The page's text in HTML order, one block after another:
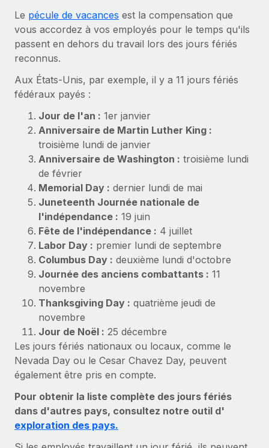
Intégrez et gérez vos freelances partout dans le monde
PEO
Sous-traitez les opérations complexes liées à l’emploi
INFRASTRUCTURE
Intégration Remote
Intégrez vos RH aux flux de travail en toute simplicité
Plateforme
Des fonctions RH clés intégrées pour votre équipe
Connecter
Nouveau
notre MCP
Intégrations
Rationalisez vos processus avec des outils essentiels
SERVICES
Demandez aux experts
Recevez des conseils d’experts sur les RH à
l’international et la conformité
Contrôles d’antécédents
Simplifiez vos processus de présélection des
candidats
Examinez notre service par rapport aux autres
CROISSANCE
Start-ups
Des solutions agiles et internationales pour les RH et la
paie des entreprises en pleine croissance
Entreprises intermédiaires
Développez vos équipes avec des solutions RH sur
mesure
Entreprise
Les RH à l’international pour les grandes entreprises
TRAVAILLONS ENSEMBLE
Partenaires stratégiques de la tech
Intégrez les RH à l’international de manière flexible
Devenir partenaire
Explorez avec nous vos opportunités de partenariat
Remote Build
Conseil en intégrations et automatisations assistées par
ÉTUDES DE CAS
pays
Calculateur de paiement des freelances
Découvrez les devises disponibles et les vitesses de
Recherche et guides
Études de cas
Glossaire RH
Checklists et modèles
Descriptions de postes
Webinaires
Événements
Salle de presse
Données sur les salaires et les talents
Centre de ressources
Obtenir de l’aide
Voir toutes les ressources
Nederlands
Français
Deutsch
Español
Italiano
Português (Portugal)
日本語
한국어
中文（简体）
Connexion
Le pécule de vacances est la compensation que
vous accordez à vos employés pour le temps qu'ils
passent en dehors du travail lors des jours fériés
reconnus.
Aux États-Unis, par exemple, il y a 11 jours fériés
fédéraux payés :
Jour de l'an : 1er janvier
Anniversaire de Martin Luther King :
troisième lundi de janvier
Anniversaire de Washington : troisième lundi
de février
Memorial Day : dernier lundi de mai
Juneteenth Journée nationale de
l'indépendance : 19 juin
Fête de l'indépendance : 4 juillet
Labor Day : premier lundi de septembre
Columbus Day : deuxième lundi d'octobre
Journée des anciens combattants : 11
novembre
Thanksgiving Day : quatrième jeudi de
novembre
Jour de Noël : 25 décembre
Les jours fériés nationaux ou locaux, comme le
Nevada Day ou le Cesar Chavez Day, peuvent
également être pris en compte.
Pour obtenir la liste complète des jours fériés
dans d'autres pays, consultez notre outil d'
exploration des pays.